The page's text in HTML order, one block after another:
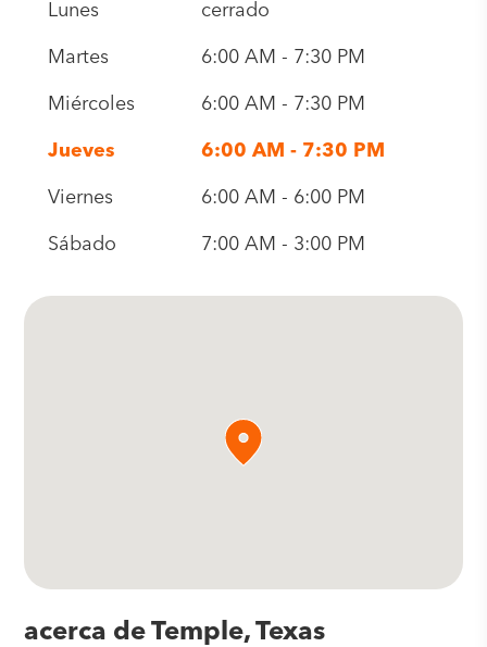
Lunes cerrado
Martes 6:00 AM - 7:30 PM
Miércoles 6:00 AM - 7:30 PM
Jueves 6:00 AM - 7:30 PM
Viernes 6:00 AM - 6:00 PM
Sábado 7:00 AM - 3:00 PM
acerca de Temple, Texas